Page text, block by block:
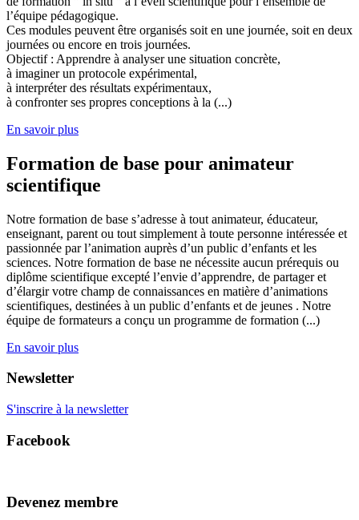
l’équipe pédagogique.
Ces modules peuvent être organisés soit en une journée, soit en deux
journées ou encore en trois journées.
Objectif : Apprendre à analyser une situation concrète,
à imaginer un protocole expérimental,
à interpréter des résultats expérimentaux,
à confronter ses propres conceptions à la (...)
En savoir plus
Formation de base pour animateur
scientifique
Notre formation de base s’adresse à tout animateur, éducateur,
enseignant, parent ou tout simplement à toute personne intéressée et
passionnée par l’animation auprès d’un public d’enfants et les
sciences. Notre formation de base ne nécessite aucun prérequis ou
diplôme scientifique excepté l’envie d’apprendre, de partager et
d’élargir votre champ de connaissances en matière d’animations
scientifiques, destinées à un public d’enfants et de jeunes . Notre
équipe de formateurs a conçu un programme de formation (...)
En savoir plus
Newsletter
S'inscrire à la newsletter
Facebook
Devenez membre